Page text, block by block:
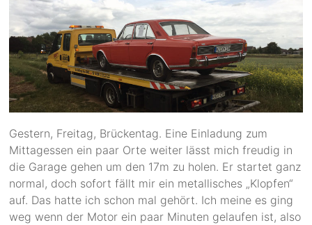
Gestern, Freitag, Brückentag. Eine Einladung zum
Mittagessen ein paar Orte weiter lässt mich freudig in
die Garage gehen um den 17m zu holen. Er startet ganz
normal, doch sofort fällt mir ein metallisches „Klopfen“
auf. Das hatte ich schon mal gehört. Ich meine es ging
weg wenn der Motor ein paar Minuten gelaufen ist, also